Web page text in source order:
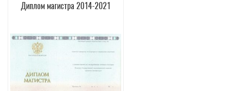
Диплом магистра 2014-2021